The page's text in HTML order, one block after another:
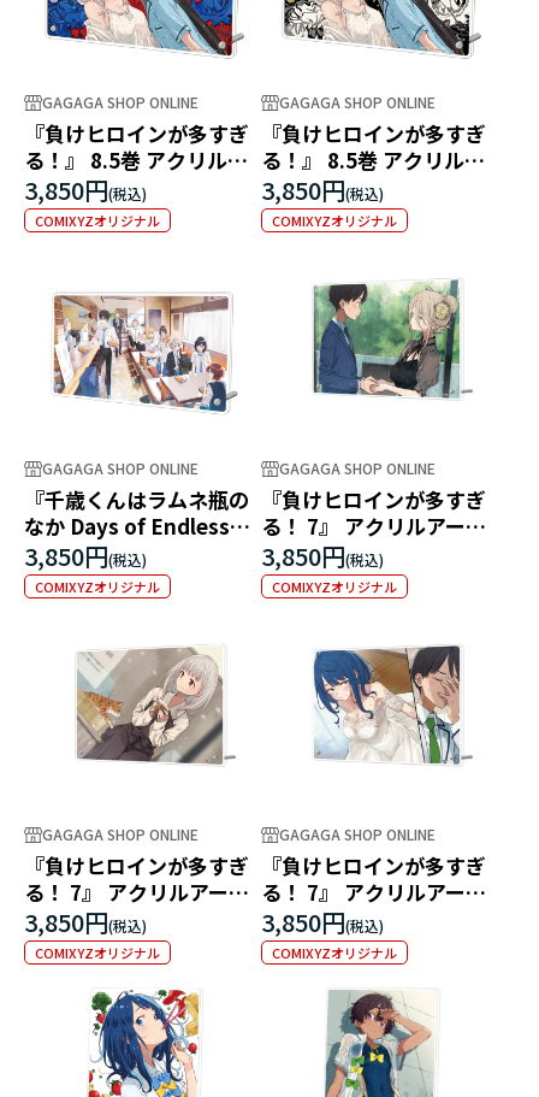
GAGAGA SHOP ONLINE
『負けヒロインが多すぎ
る！』 8.5巻 アクリルア
ートパネル ～パジャマ、
パーティー･･･？～ A
3,850円
COMIXYZオリジナル
GAGAGA SHOP ONLINE
『負けヒロインが多すぎ
る！』 8.5巻 アクリルア
ートパネル ～パジャマ、
パーティー･･･？～ B
3,850円
COMIXYZオリジナル
GAGAGA SHOP ONLINE
『千歳くんはラムネ瓶の
なか Days of Endless
Summer』 口絵 アクリル
アートパネル
3,850円
COMIXYZオリジナル
GAGAGA SHOP ONLINE
『負けヒロインが多すぎ
る！ 7』 アクリルアート
パネル ～チャペルにて～
3,850円
COMIXYZオリジナル
GAGAGA SHOP ONLINE
『負けヒロインが多すぎ
る！ 7』 アクリルアート
パネル ～猫派なカノジョ
～
3,850円
COMIXYZオリジナル
GAGAGA SHOP ONLINE
『負けヒロインが多すぎ
る！ 7』 アクリルアート
パネル ～八奈見ちゃん大
ピンチ～
3,850円
COMIXYZオリジナル